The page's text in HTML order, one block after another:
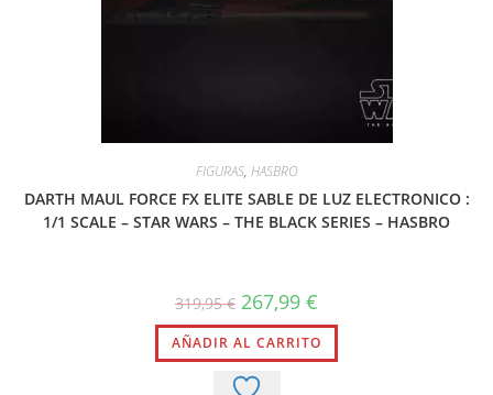
FIGURAS, HASBRO
DARTH MAUL FORCE FX ELITE SABLE DE LUZ ELECTRONICO :
1/1 SCALE – STAR WARS – THE BLACK SERIES – HASBRO
319,95€ El
precio
original
era:
319,95 €.
267,99 €
actual
es:
267,99 €.
AÑADIR AL CARRITO